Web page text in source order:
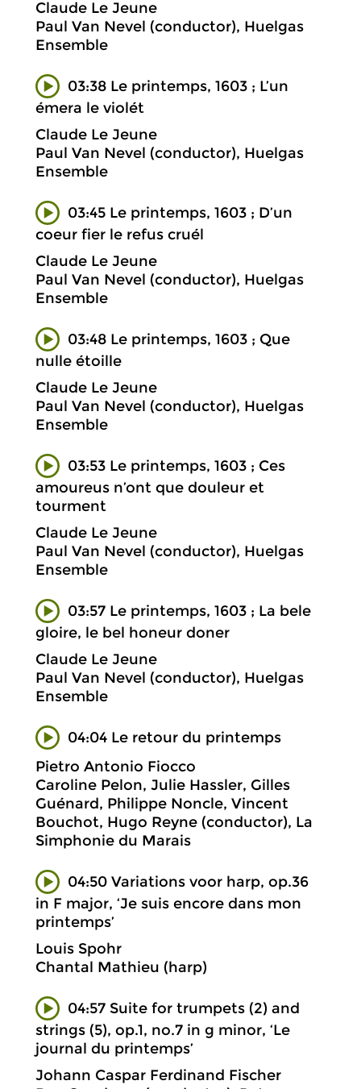
Claude Le Jeune
Paul Van Nevel (conductor), Huelgas
Ensemble
03:38 Le printemps, 1603 ; L’un
émera le violét
Claude Le Jeune
Paul Van Nevel (conductor), Huelgas
Ensemble
03:45 Le printemps, 1603 ; D’un
coeur fier le refus cruél
Claude Le Jeune
Paul Van Nevel (conductor), Huelgas
Ensemble
03:48 Le printemps, 1603 ; Que
nulle étoille
Claude Le Jeune
Paul Van Nevel (conductor), Huelgas
Ensemble
03:53 Le printemps, 1603 ; Ces
amoureus n’ont que douleur et
tourment
Claude Le Jeune
Paul Van Nevel (conductor), Huelgas
Ensemble
03:57 Le printemps, 1603 ; La bele
gloire, le bel honeur doner
Claude Le Jeune
Paul Van Nevel (conductor), Huelgas
Ensemble
04:04 Le retour du printemps
Pietro Antonio Fiocco
Caroline Pelon, Julie Hassler, Gilles
Guénard, Philippe Noncle, Vincent
Bouchot, Hugo Reyne (conductor), La
Simphonie du Marais
04:50 Variations voor harp, op.36
in F major, ‘Je suis encore dans mon
printemps’
Louis Spohr
Chantal Mathieu (harp)
04:57 Suite for trumpets (2) and
strings (5), op.1, no.7 in g minor, ‘Le
journal du printemps’
Johann Caspar Ferdinand Fischer